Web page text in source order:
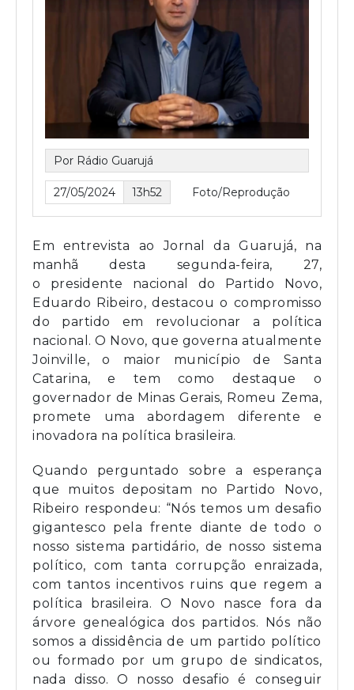
Por Rádio Guarujá
27/05/2024 13h52 Foto/Reprodução
Em entrevista ao Jornal da Guarujá, na
manhã desta segunda-feira, 27,
o presidente nacional do Partido Novo,
Eduardo Ribeiro, destacou o compromisso
do partido em revolucionar a política
nacional. O Novo, que governa atualmente
Joinville, o maior município de Santa
Catarina, e tem como destaque o
governador de Minas Gerais, Romeu Zema,
promete uma abordagem diferente e
inovadora na política brasileira.
Quando perguntado sobre a esperança
que muitos depositam no Partido Novo,
Ribeiro respondeu: “Nós temos um desafio
gigantesco pela frente diante de todo o
nosso sistema partidário, de nosso sistema
político, com tanta corrupção enraizada,
com tantos incentivos ruins que regem a
política brasileira. O Novo nasce fora da
árvore genealógica dos partidos. Nós não
somos a dissidência de um partido político
ou formado por um grupo de sindicatos,
nada disso. O nosso desafio é conseguir